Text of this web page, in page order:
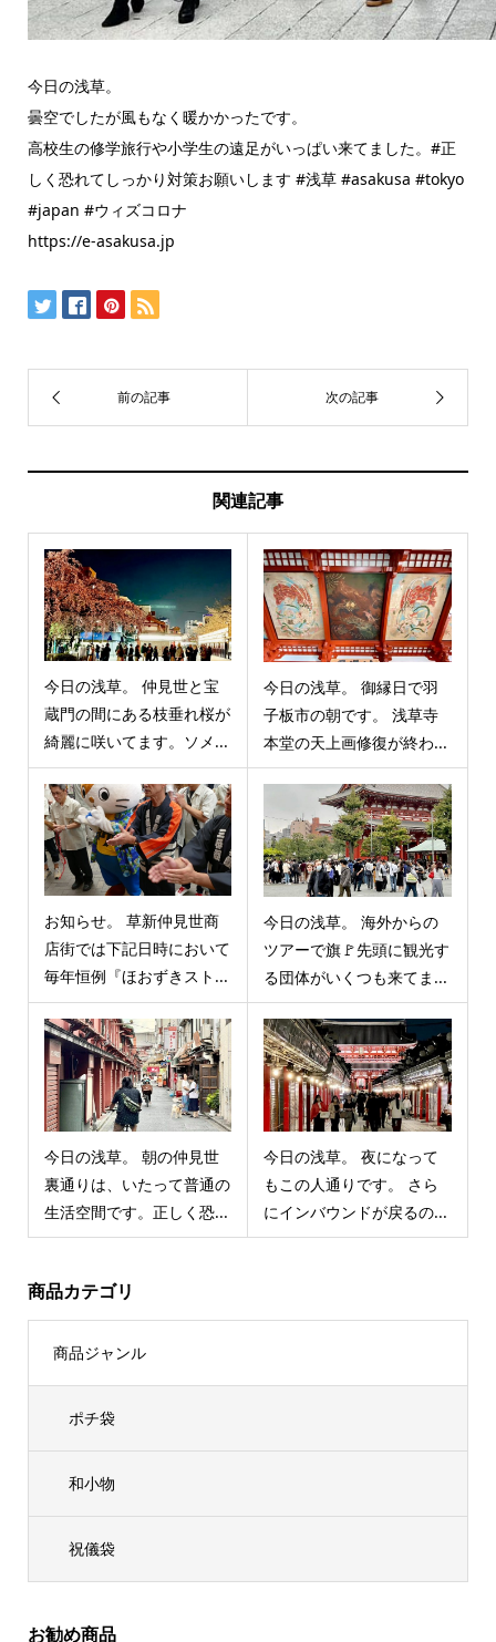
今日の浅草。
曇空でしたが風もなく暖かかったです。
高校生の修学旅行や小学生の遠足がいっぱい来てました。#正
しく恐れてしっかり対策お願いします #浅草 #asakusa #tokyo
#japan #ウィズコロナ
https://e-asakusa.jp
関連記事
今日の浅草。 仲見世と宝
蔵門の間にある枝垂れ桜が
綺麗に咲いてます。ソメ...
今日の浅草。 御縁日で羽
子板市の朝です。 浅草寺
本堂の天上画修復が終わ...
お知らせ。 草新仲見世商
店街では下記日時において
毎年恒例『ほおずきスト...
今日の浅草。 海外からの
ツアーで旗🚩先頭に観光す
る団体がいくつも来てま...
今日の浅草。 朝の仲見世
裏通りは、いたって普通の
生活空間です。正しく恐...
今日の浅草。 夜になって
もこの人通りです。 さら
にインバウンドが戻るの...
商品カテゴリ
商品ジャンル
ポチ袋
和小物
祝儀袋
お勧め商品